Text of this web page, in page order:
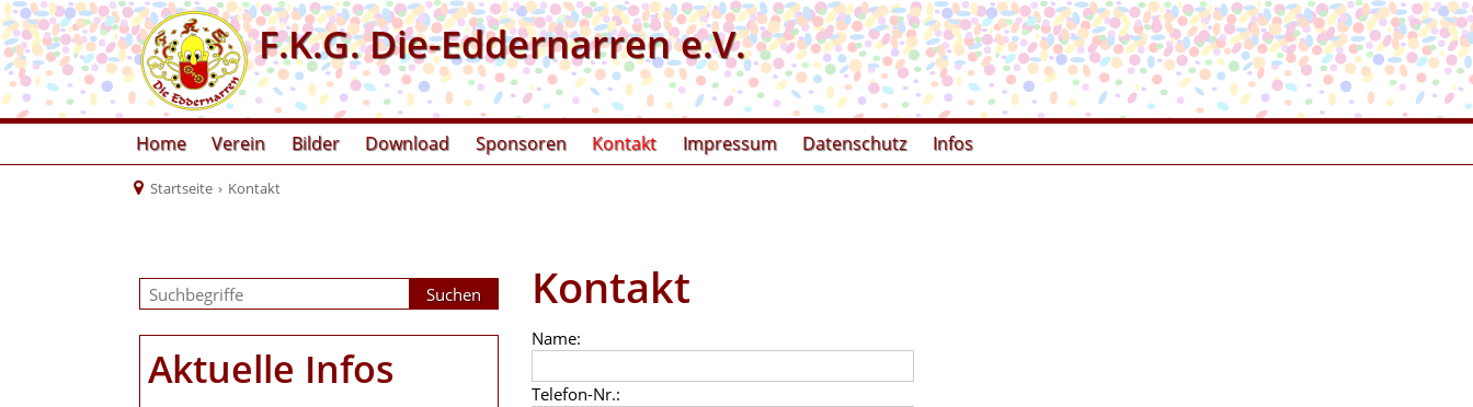
F.K.G. Die-Eddernarren e.V.
Home Verein Bilder Download Sponsoren Kontakt Impressum Datenschutz Infos
Startseite › Kontakt
Aktuelle Infos
Kontakt
Name:
Telefon-Nr.: